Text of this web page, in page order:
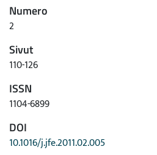
Numero
2
Sivut
110-126
ISSN
1104-6899
DOI
10.1016/j.jfe.2011.02.005